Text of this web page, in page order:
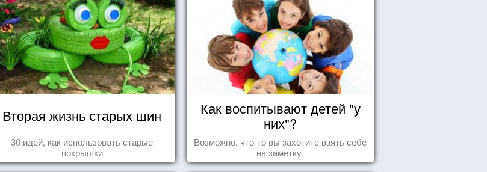
Вторая жизнь старых шин
30 идей, как использовать старые
покрышки
Как воспитывают детей "у
них"?
Возможно, что-то вы захотите взять себе
на заметку.